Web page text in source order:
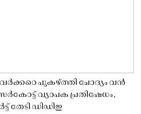
പുകഴ്ത്തി ചോദ്യം വൻ
വ്യാപക പ്രതിഷേധം,
തേടി ഡിഡിഇ